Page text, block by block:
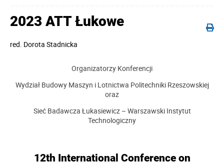
2023 ATT Łukowe
red. Dorota Stadnicka
Organizatorzy Konferencji
Wydział Budowy Maszyn i Lotnictwa Politechniki Rzeszowskiej
oraz
Sieć Badawcza Łukasiewicz – Warszawski Instytut
Technologiczny
12th International Conference on